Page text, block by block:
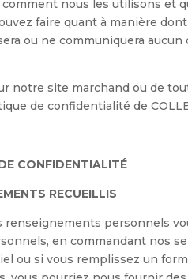
nous les utilisons et
faire quant à manière
ou ne communiquera
notre site marchand ou de
de confidentialité de
CONFIDENTIALITÉ
RECUEILLIS
renseignements personnels
en commandant nos
ou si vous remplissez un